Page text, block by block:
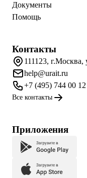
Документы
Помощь
Контакты
111123, г.Москва,
help@urait.ru
+7 (495) 744 00 12
Все контакты
Приложения